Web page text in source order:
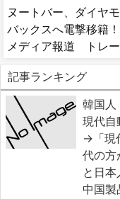
ヌートバー、ダイヤ
バックスへ電撃移籍
メディア報道 トレ
限最終日
記事ランキング
韓国人
現代自
→「現
代の方
と日
中国製